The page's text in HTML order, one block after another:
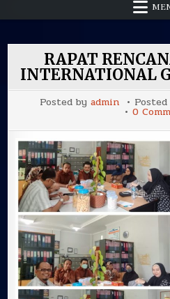
RAPAT
INTERNATIONAL
Posted by admin
0